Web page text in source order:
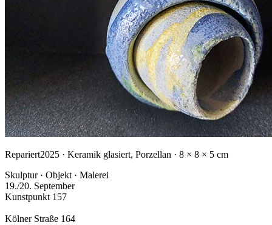
Repariert2025 · Keramik glasiert, Porzellan · 8 × 8 × 5 cm
Skulptur · Objekt · Malerei
19./20. September
Kunstpunkt 157
Kölner Straße 164